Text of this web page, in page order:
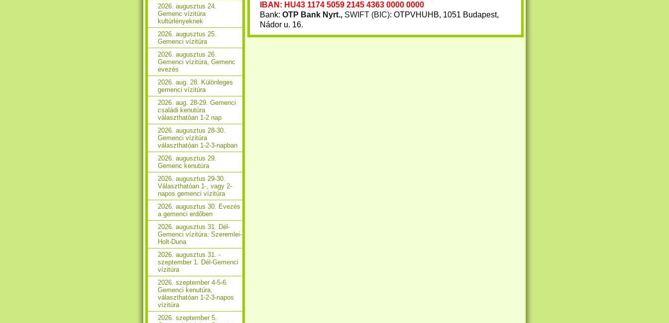
IBAN: HU43 1174 5059 2145 4363 0000 0000
Bank: OTP Bank Nyrt., SWIFT (BIC): OTPVHUHB, 1051 Budapest,
Nádor u. 16.
2026. augusztus 24.
Gemenc vízitúra
kultúrlényeknek
2026. augusztus 25.
Gemenci vízitúra
2026. augusztus 26.
Gemenci vízitúra, Gemenc
evezés
2026. aug. 28. Különleges
gemenci vízitúra
2026. aug. 28-29. Gemenci
családi kenutúra
választhatóan 1-2 nap
2026. augusztus 28-30.
Gemenci vízitúra
választhatóan 1-2-3-napban
2026. augusztus 29.
Gemenc kenutúra
2026. augusztus 29-30.
Választhatóan 1-, vagy 2-
napos gemenci vízitúra
2026. augusztus 30. Evezés
a gemenci erdőben
2026. augusztus 31. Dél-
Gemenci vízitúra: Szeremlei-
Holt-Duna
2026. augusztus 31. -
szeptember 1. Dél-Gemenci
vízitúra
2026. szeptember 4-5-6.
Gemenci kenutúra,
választhatóan 1-2-3-napos
vízitúra
2026. szeptember 5.